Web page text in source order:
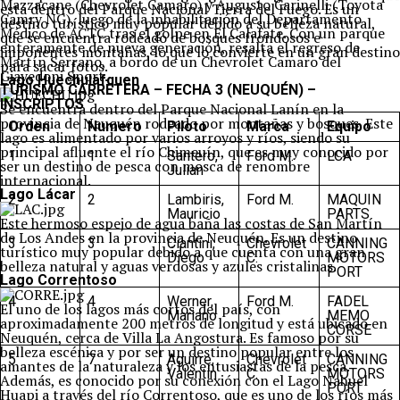
está dentro del Parque Nacional Tierra del Fuego. Es un
destino turístico muy popular debido a su belleza natural,
que se encuentra rodeado de bosques frondosos e
imponentes montañas, lo que lo convierte en un gran destino
para sacar fotos.
Lago Huechulafquen
Se encuentra dentro del Parque Nacional Lanín en la
provincia de Neuquén rodeado por montañas y bosques. Este
lago es alimentado por varios arroyos y ríos, siendo su
principal afluente el río Chimeuín, que es muy conocido por
ser un destino de pesca con mosca de renombre
internacional.
Lago Lácar
Este hermoso espejo de agua baña las costas de San Martín
de Los Andes en la provincia de Neuquén. Es un destino
turístico muy popular debido a que cuenta con una gran
belleza natural y aguas verdosas y azules cristalinas.
Lago Correntoso
El uno de los lagos más cortos del país, con
aproximadamente 200 metros de longitud y está ubicado en
Neuquén, cerca de Villa La Angostura. Es famoso por su
belleza escénica y por ser un destino popular entre los
amantes de la naturaleza y los entusiastas de la pesca.
Además, es conocido por su conexión con el Lago Nahuel
Huapi a través del río Correntoso, que es uno de los ríos más
Mazzacane (Chevrolet Camaro) y Augusto Carinelli (Toyota
Camry NG), luego de la inhabilitación del Departamento
Médico de ACTC tras el golpe en El Calafate. Con un parque
enteramente de nueva generación, resalta el regreso de
Martín Serrano, a bordo de un Chevrolet Camaro del
Giavedoni Sport.
TURISMO CARRETERA – FECHA 3 (NEUQUÉN) –
INSCRIPTOS
Orden
Numero Piloto Marca
Equipo
1
1
Santero,
Julian
Ford M. LCA
2 2
Lambiris,
Mauricio
Ford M.
MAQUIN
PARTS
3
3
Ciantini,
Diego
Chevrolet
C.
CANNING
MOTORS
PORT
4
4
Werner,
Mariano
Ford M.
FADEL
MEMO
CORSE
5
7
Aguirre,
Valentin
Chevrolet
C.
CANNING
MOTORS
PORT